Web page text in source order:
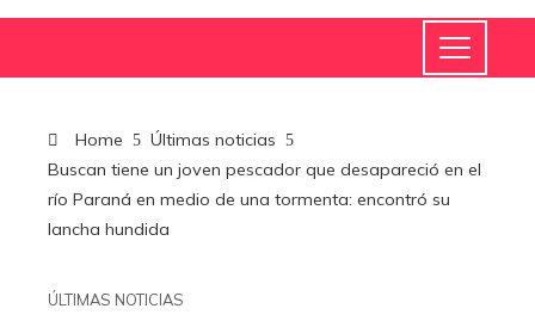
Home
Últimas noticias
Buscan tiene un joven pescador que desapareció en el
río Paraná en medio de una tormenta: encontró su
lancha hundida
ÚLTIMAS NOTICIAS